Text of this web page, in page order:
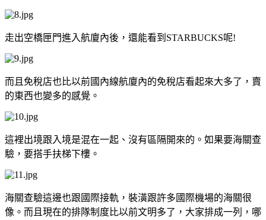
走出空橋匣門進入航廈內後，還能看到STARBUCKS呢!
而且免稅店也比以前國內線航廈內的免稅店看起來大多了，賣
的東西也變多的感覺。
這裡出境跟入境是混在一起、沒有區隔開來的。如果要海關查
驗，要搭手扶梯下樓。
海關查驗這邊也跟國際接軌，裝潢跟許多國際機場的海關很
像。而且現在的排隊制度比以前文明多了，大家排成一列，哪